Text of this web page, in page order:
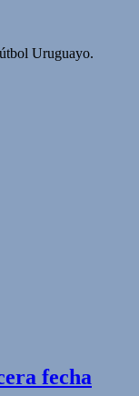
Uruguayo.
fecha